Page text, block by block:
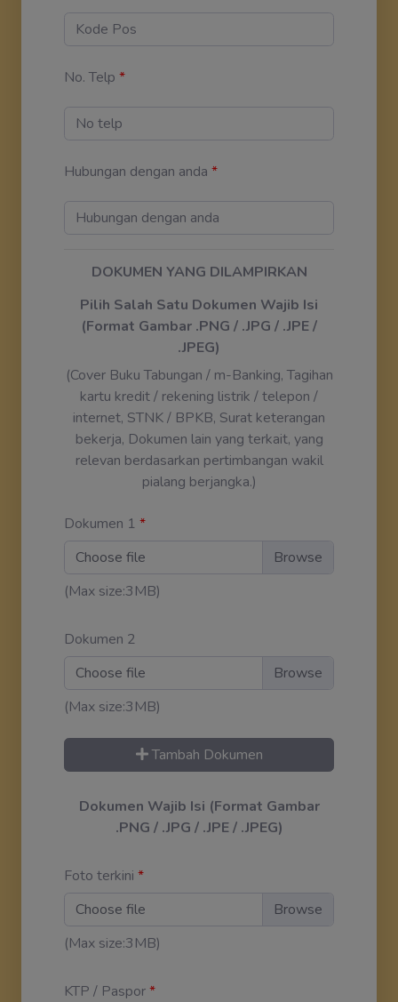
No. Telp *
Hubungan dengan anda *
DOKUMEN YANG DILAMPIRKAN
Pilih Salah Satu Dokumen Wajib Isi
(Format Gambar .PNG / .JPG / .JPE /
.JPEG)
(Cover Buku Tabungan / m-Banking, Tagihan
kartu kredit / rekening listrik / telepon /
internet, STNK / BPKB, Surat keterangan
bekerja, Dokumen lain yang terkait, yang
relevan berdasarkan pertimbangan wakil
pialang berjangka.)
Dokumen 1 *
Choose file
(Max size:3MB)
Dokumen 2
Choose file
(Max size:3MB)
Tambah Dokumen
Dokumen Wajib Isi (Format Gambar
.PNG / .JPG / .JPE / .JPEG)
Foto terkini *
Choose file
(Max size:3MB)
KTP / Paspor*